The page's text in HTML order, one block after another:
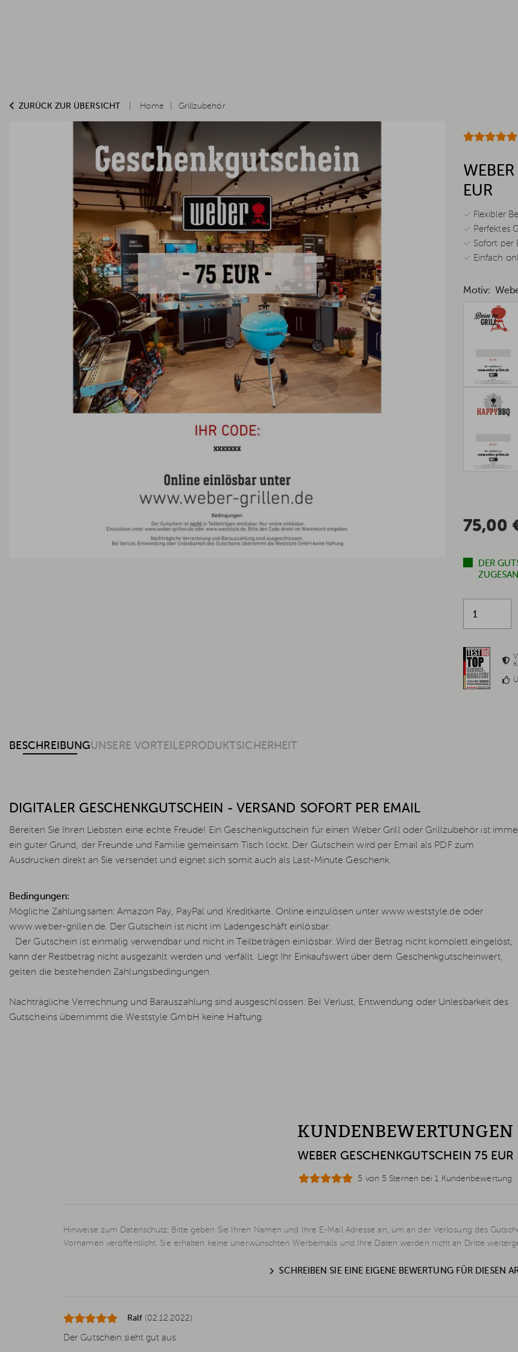
ZURÜCK ZUR ÜBERSICHT Home Grillzubehör
EUR
✓ Flexibler
✓ Perfektes
✓ Sofort per
✓ Einfach
Motiv:
75,00
DER
BESCHREIBUNGUNSERE VORTEILE PRODUKTSICHERHEIT
DIGITALER GESCHENKGUTSCHEIN - VERSAND SOFORT PER EMAIL
Bereiten Sie Ihren Liebsten eine echte Freude! Ein Geschenkgutschein für einen Weber Grill oder Grillzubehör ist
ein guter Grund, der Freunde und Familie gemeinsam Tisch lockt. Der Gutschein wird per Email als PDF zum
Ausdrucken direkt an Sie versendet und eignet sich somit auch als Last-Minute Geschenk.
Bedingungen:
Mögliche Zahlungsarten: Amazon Pay, PayPal und Kreditkarte. Online einzulösen unter www.weststyle.de oder
www.weber-grillen.de. Der Gutschein ist nicht im Ladengeschäft einlösbar.
Der Gutschein ist einmalig verwendbar und nicht in Teilbeträgen einlösbar. Wird der Betrag nicht komplett eingelöst,
kann der Restbetrag nicht ausgezahlt werden und verfällt. Liegt Ihr Einkaufswert über dem Geschenkgutscheinwert,
gelten die bestehenden Zahlungsbedingungen.
Nachträgliche Verrechnung und Barauszahlung sind ausgeschlossen. Bei Verlust, Entwendung oder Unlesbarkeit des
Gutscheins übernimmt die Weststyle GmbH keine Haftung.
KUNDENBEWERTUNGEN
WEBER GESCHENKGUTSCHEIN 75 EUR
5 von 5 Sternen bei 1 Kundenbewertung
Hinweise zum Datenschutz: Bitte geben Sie Ihren Namen und Ihre E-Mail Adresse an, um an der Verlosung des
Vornamen veröffentlicht. Sie erhalten keine unerwünschten Werbemails und Ihre Daten werden nicht an Dritte
SCHREIBEN SIE EINE EIGENE BEWERTUNG FÜR DIESEN
Ralf (02.12.2022)
Der Gutschein sieht gut aus